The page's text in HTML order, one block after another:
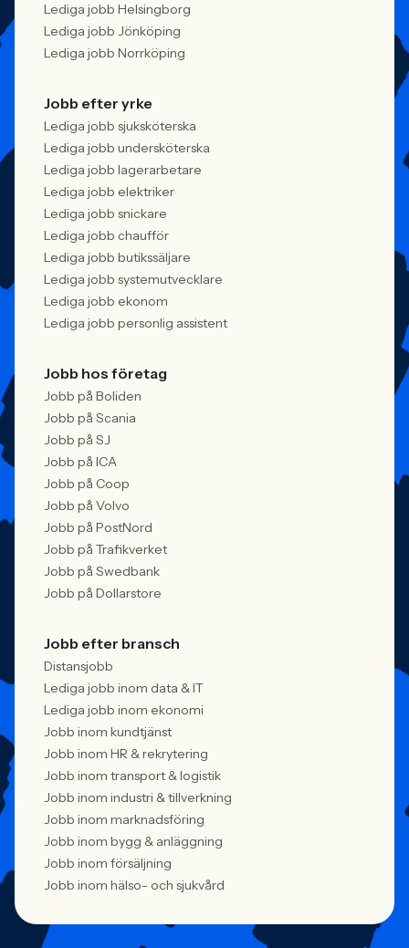
Lediga jobb Helsingborg
Lediga jobb Jönköping
Lediga jobb Norrköping
Jobb efter yrke
Lediga jobb sjuksköterska
Lediga jobb undersköterska
Lediga jobb lagerarbetare
Lediga jobb elektriker
Lediga jobb snickare
Lediga jobb chaufför
Lediga jobb butikssäljare
Lediga jobb systemutvecklare
Lediga jobb ekonom
Lediga jobb personlig assistent
Jobb hos företag
Jobb på Boliden
Jobb på Scania
Jobb på SJ
Jobb på ICA
Jobb på Coop
Jobb på Volvo
Jobb på PostNord
Jobb på Trafikverket
Jobb på Swedbank
Jobb på Dollarstore
Jobb efter bransch
Distansjobb
Lediga jobb inom data & IT
Lediga jobb inom ekonomi
Jobb inom kundtjänst
Jobb inom HR & rekrytering
Jobb inom transport & logistik
Jobb inom industri & tillverkning
Jobb inom marknadsföring
Jobb inom bygg & anläggning
Jobb inom försäljning
Jobb inom hälso- och sjukvård